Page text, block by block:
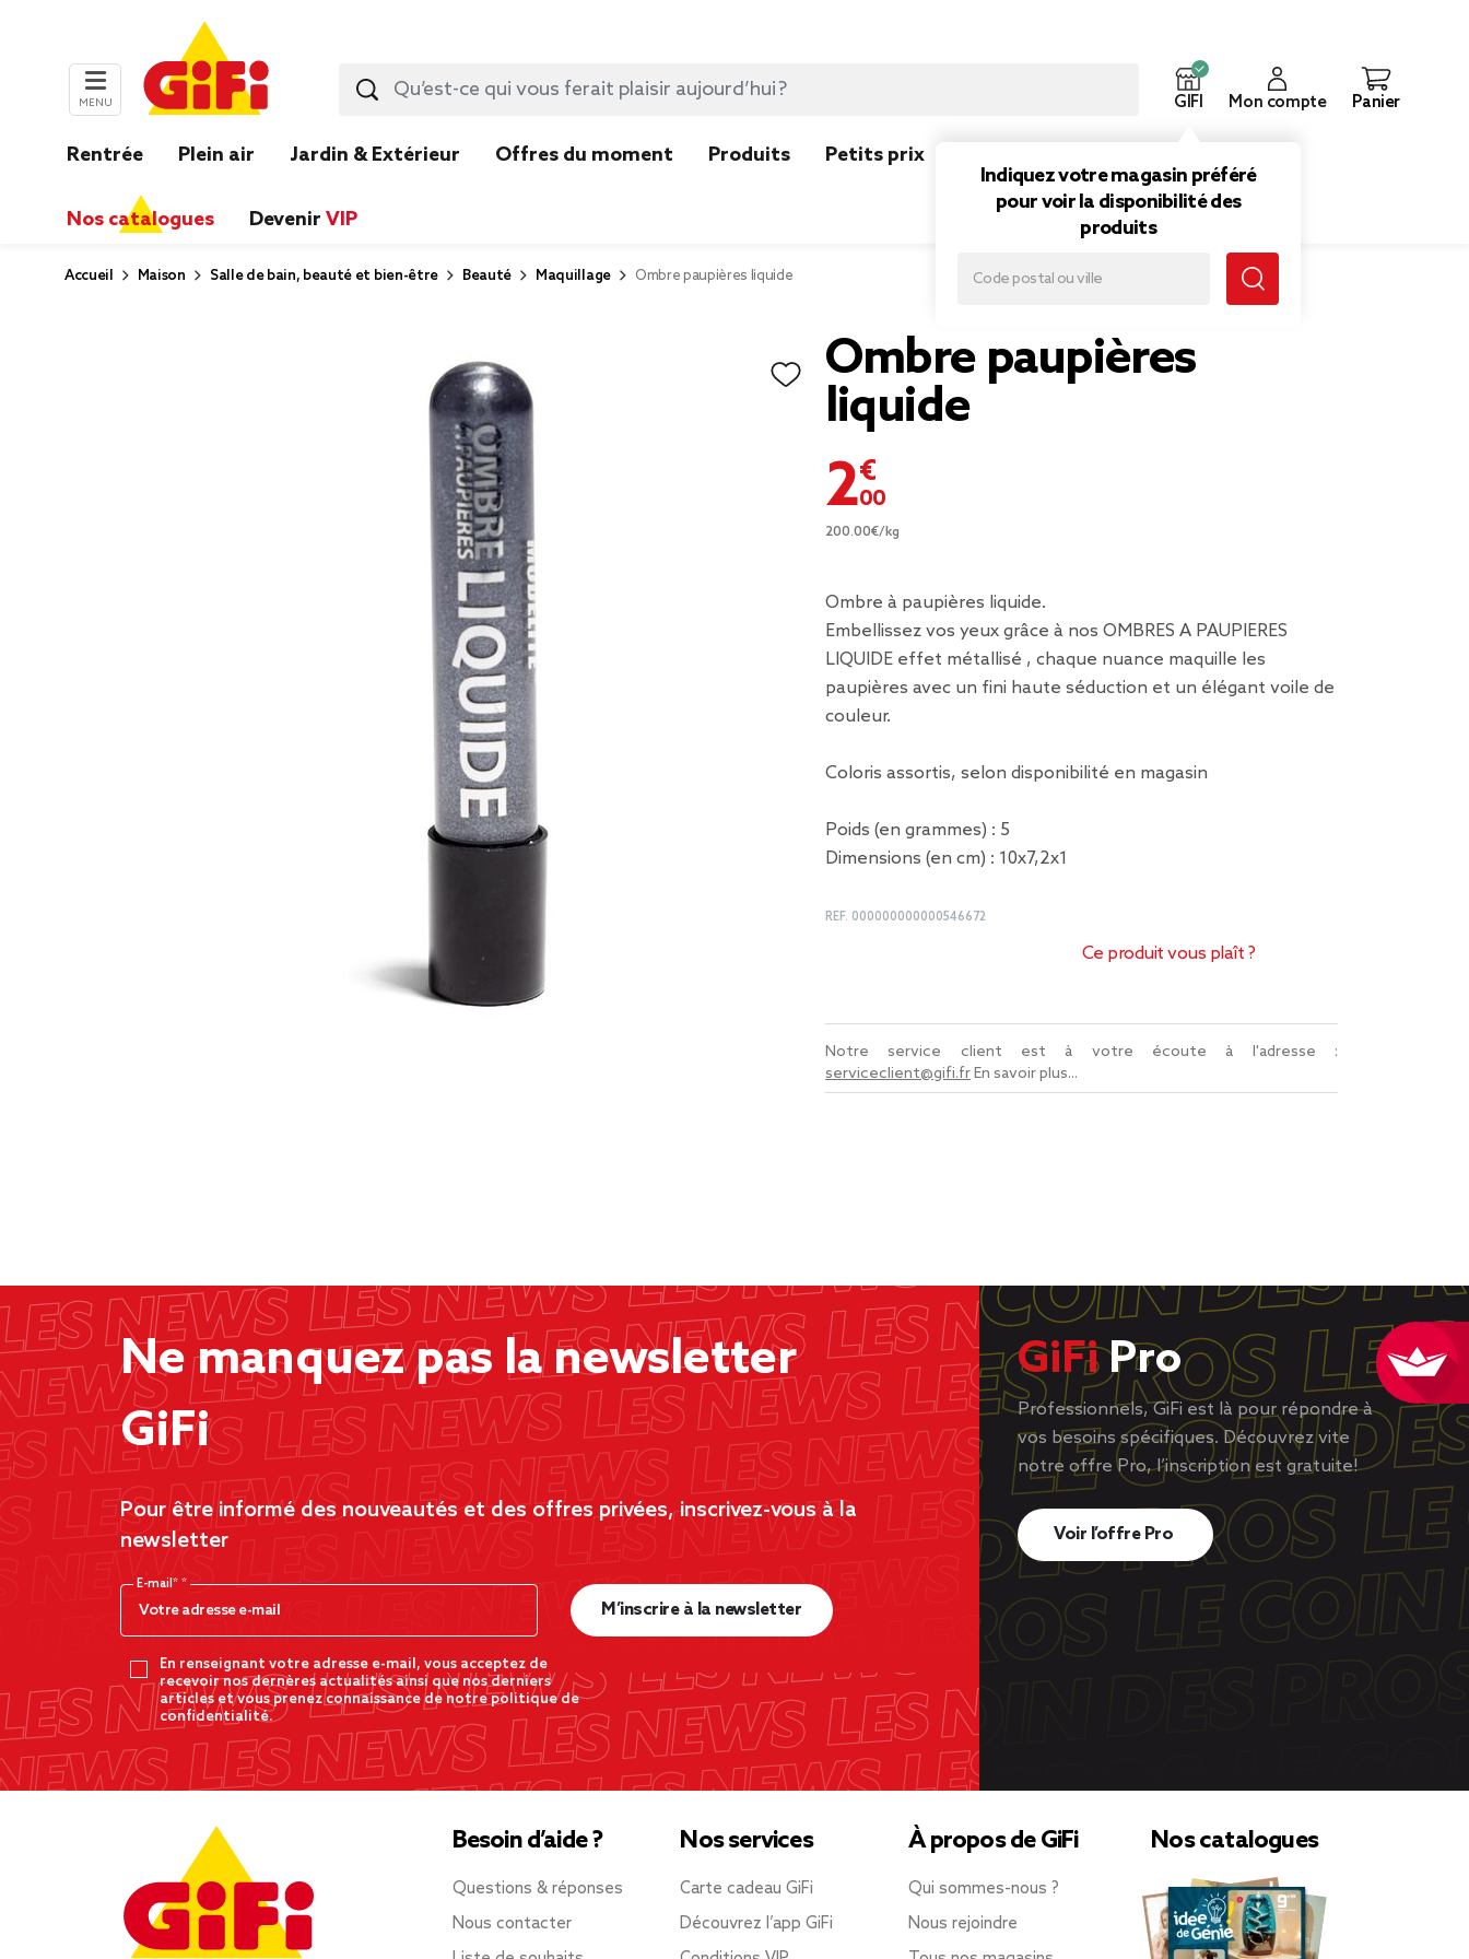
MENU GIFI
Indiquez votre magasin préféré
pour voir la disponibilité des
produits
Mon compte Panier
Rentrée Plein air Jardin & Extérieur Offres du moment Produits Petits prix
Nos catalogues Devenir VIP
Accueil Maison Salle de bain, beauté et bien-être Beauté Maquillage Ombre paupières liquide
Ombre paupières
liquide
2,00 €
200.00€/kg
Ombre à paupières liquide.
Embellissez vos yeux grâce à nos OMBRES A PAUPIERES
LIQUIDE effet métallisé , chaque nuance maquille les
paupières avec un fini haute séduction et un élégant voile de
couleur.
Coloris assortis, selon disponibilité en magasin
Poids (en grammes) : 5
Dimensions (en cm) : 10x7,2x1
REF. 000000000000546672
Ce produit vous plaît ?
Notre service client est à votre écoute à l'adresse :
serviceclient@gifi.frEn savoir plus...
Ne manquez pas la newsletter
GiFi
Pour être informé des nouveautés et des offres privées, inscrivez-vous à la
newsletter
E-mail*
En renseignant votre adresse e-mail, vous acceptez de
recevoir nos dernères actualités ainsi que nos derniers
articles et vous prenez connaissance de notre politique de
confidentialité.
M’inscrire à la newsletter
GiFiPro
Professionnels, GiFi est là pour répondre à
vos besoins spécifiques. Découvrez vite
notre offre Pro, l’inscription est gratuite!
Voir l’offre Pro
Besoin d’aide ?
Questions & réponses
Nous contacter
Nos services
Carte cadeau GiFi
Découvrez l’app GiFi
À propos de GiFi
Qui sommes-nous ?
Nous rejoindre
Nos catalogues